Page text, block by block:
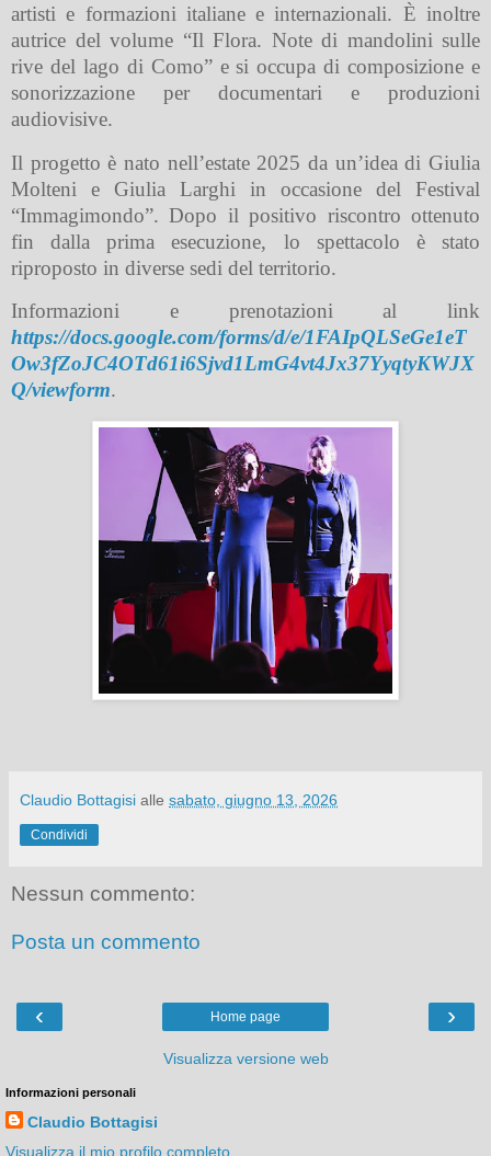
artisti e formazioni italiane e internazionali. È inoltre
autrice del volume “Il Flora. Note di mandolini sulle
rive del lago di Como” e si occupa di composizione e
sonorizzazione per documentari e produzioni
audiovisive.
Il progetto è nato nell’estate 2025 da un’idea di Giulia
Molteni e Giulia Larghi in occasione del Festival
“Immagimondo”. Dopo il positivo riscontro ottenuto
fin dalla prima esecuzione, lo spettacolo è stato
riproposto in diverse sedi del territorio.
Informazioni e prenotazioni al link
https://docs.google.com/forms/d/e/1FAIpQLSeGe1eT
Ow3fZoJC4OTd61i6Sjvd1LmG4vt4Jx37YyqtyKWJX
Q/viewform.
Claudio Bottagisi alle sabato, giugno 13, 2026
Condividi
Nessun commento:
Posta un commento
‹ ›
Home page
Visualizza versione web
Informazioni personali
Claudio Bottagisi
Visualizza il mio profilo completo